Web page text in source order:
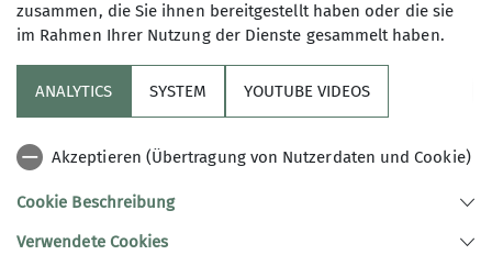
Sektion
Artikel
zusammen, die Sie ihnen bereitgestellt haben oder die sie
im Rahmen Ihrer Nutzung der Dienste gesammelt haben.
ANALYTICS SYSTEM YOUTUBE VIDEOS
Akzeptieren (Übertragung von Nutzerdaten und Cookie)
Cookie Beschreibung
Verwendete Cookies